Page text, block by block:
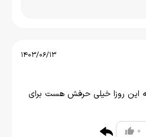
1403/06/13
این روزا خیلی حرفش هست برای
0